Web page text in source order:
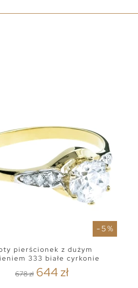
- 5 %
pierścionek z dużym
333 białe cyrkonie
678 zł 644 zł